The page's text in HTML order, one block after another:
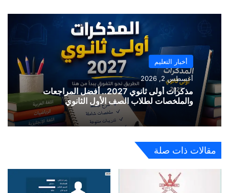
أخبار التعليم
أغسطس 2, 2026
مذكرات أولى ثانوي 2027.. أفضل المراجعات
والملخصات لطلاب الصف الأول الثانوي
مقالات ذات صلة